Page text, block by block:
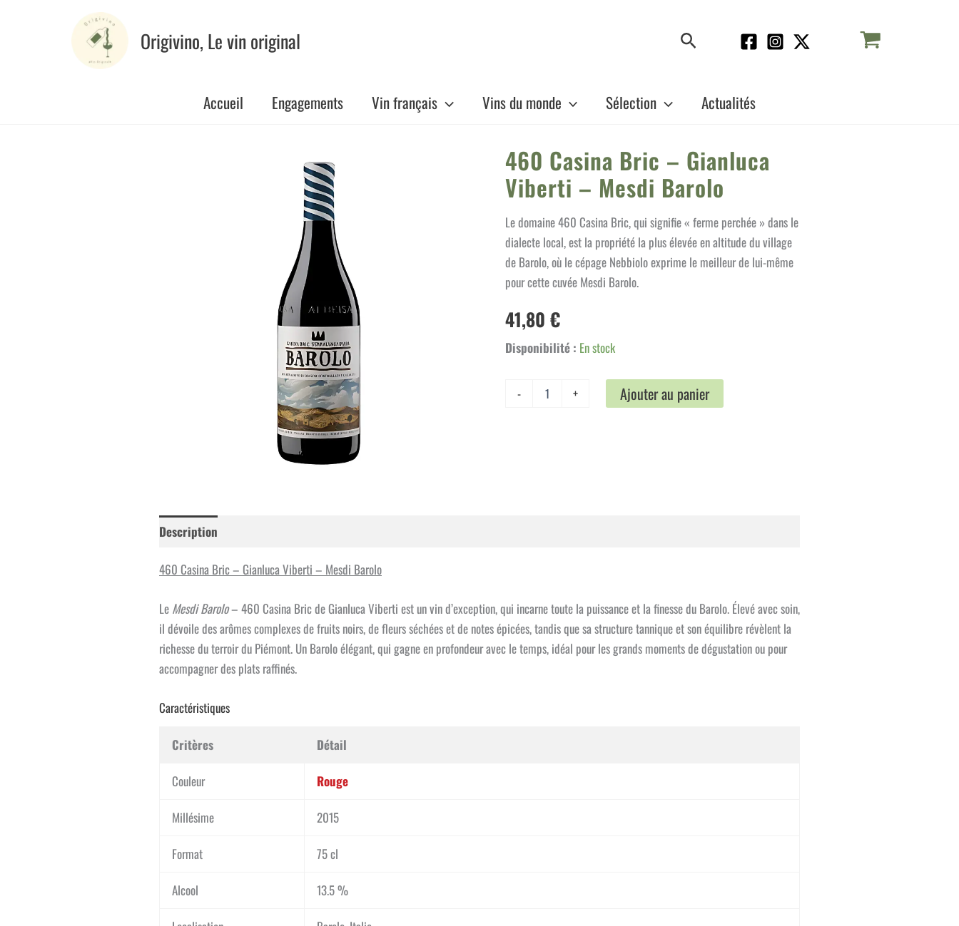
Origivino, Le vin original Rechercher
Accueil Engagements Vin français Vins du monde Sélection Actualités
460 Casina Bric – Gianluca
Viberti – Mesdi Barolo
Le domaine 460 Casina Bric, qui signifie « ferme perchée » dans le
dialecte local, est la propriété la plus élevée en altitude du village
de Barolo, où le cépage Nebbiolo exprime le meilleur de lui-même
pour cette cuvée Mesdi Barolo.
41,80 €
Disponibilité : En stock
- + Ajouter au panier
Description
460 Casina Bric – Gianluca Viberti – Mesdi Barolo
Le Mesdi Barolo– 460 Casina Bric de Gianluca Viberti est un vin d’exception, qui incarne toute la puissance et la finesse du Barolo. Élevé avec soin,
il dévoile des arômes complexes de fruits noirs, de fleurs séchées et de notes épicées, tandis que sa structure tannique et son équilibre révèlent la
richesse du terroir du Piémont. Un Barolo élégant, qui gagne en profondeur avec le temps, idéal pour les grands moments de dégustation ou pour
accompagner des plats raffinés.
Caractéristiques
Critères Détail
Couleur Rouge
Millésime 2015
Format 75 cl
Alcool 13.5 %